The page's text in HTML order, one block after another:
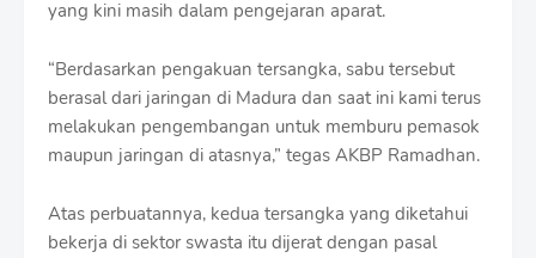
yang kini masih dalam pengejaran aparat.
“Berdasarkan pengakuan tersangka, sabu tersebut
berasal dari jaringan di Madura dan saat ini kami terus
melakukan pengembangan untuk memburu pemasok
maupun jaringan di atasnya,” tegas AKBP Ramadhan.
Atas perbuatannya, kedua tersangka yang diketahui
bekerja di sektor swasta itu dijerat dengan pasal